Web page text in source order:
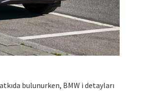
bulunurken, BMW i detayları